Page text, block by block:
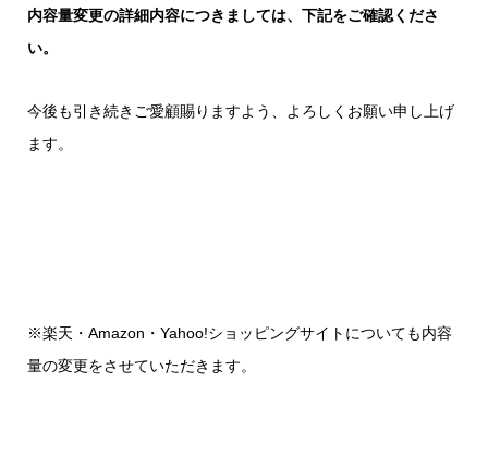
内容量変更の詳細内容につきましては、下記をご確認くださ
い。
今後も引き続きご愛顧賜りますよう、よろしくお願い申し上げ
ます。
※楽天・Amazon・Yahoo!ショッピングサイトについても内容
量の変更をさせていただきます。